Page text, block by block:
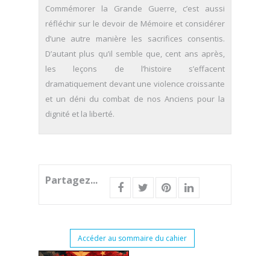
Commémorer la Grande Guerre, c’est aussi
réfléchir sur le devoir de Mémoire et considérer
d’une autre manière les sacrifices consentis.
D’autant plus qu’il semble que, cent ans après,
les leçons de l’histoire s’effacent
dramatiquement devant une violence croissante
et un déni du combat de nos Anciens pour la
dignité et la liberté.
Partagez...
Accéder au sommaire du cahier